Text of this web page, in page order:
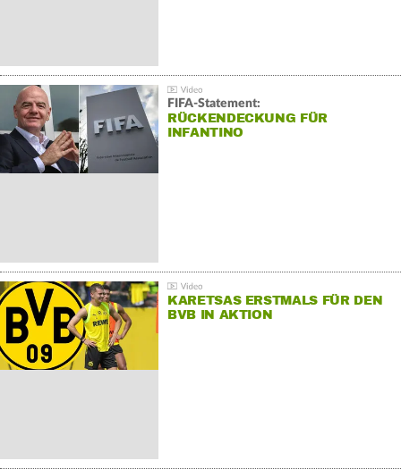
FIFA-Statement:
RÜCKENDECKUNG FÜR
INFANTINO
KARETSAS ERSTMALS FÜR DEN
BVB IN AKTION